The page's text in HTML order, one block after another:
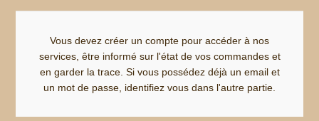
Vous devez créer un compte pour accéder à nos
services, être informé sur l'état de vos commandes et
en garder la trace. Si vous possédez déjà un email et
un mot de passe, identifiez vous dans l'autre partie.